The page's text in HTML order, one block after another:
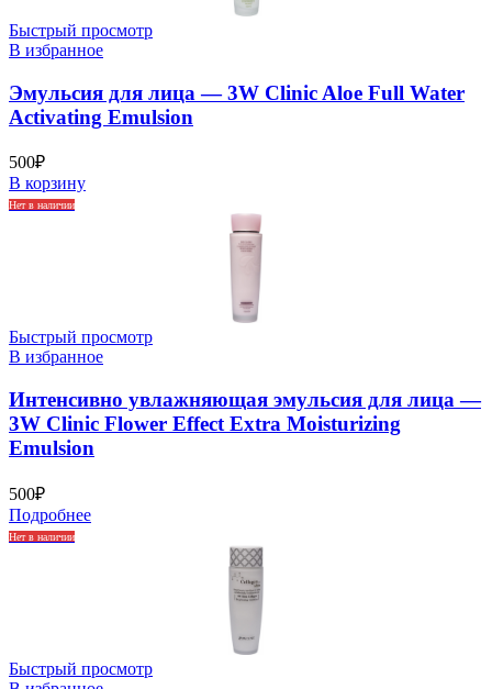
Быстрый просмотр
В избранное
Эмульсия для лица — 3W Clinic Aloe Full Water
Activating Emulsion
500₽
В корзину
Нет в наличии
Быстрый просмотр
В избранное
Интенсивно увлажняющая эмульсия для лица —
3W Clinic Flower Effect Extra Moisturizing
Emulsion
500₽
Подробнее
Нет в наличии
Быстрый просмотр